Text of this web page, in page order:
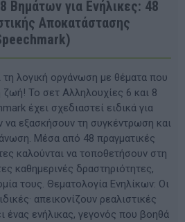
Βημάτων για Ενήλικες: 48
Αποκατάστασης
τη λογική οργάνωση με θέματα που
ζωή! Το σετ Αλληλουχίες 6 και 8
έχει σχεδιαστεί ειδικά για
να εξασκήσουν τη συγκέντρωση και
Μέσα από 48 πραγματικές
καλούνται να τοποθετήσουν στη
καθημερινές δραστηριότητες,
τους. Θεματολογία Ενηλίκων: Οι
απεικονίζουν ρεαλιστικές
ένας ενήλικας, γεγονός που βοηθά